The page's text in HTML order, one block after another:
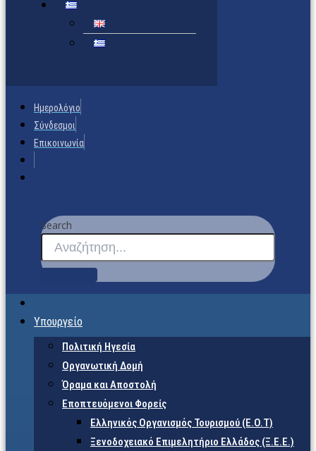
Ημερολόγιο
Σύνδεσμοι
Επικοινωνία
Search
Υπουργείο
Πολιτική Ηγεσία
Οργανωτική Δομή
Όραμα και Αποστολή
Εποπτευόμενοι Φορείς
Eλληνικός Οργανισμός Τουρισμού (Ε.Ο.Τ)
Ξενοδοχειακό Επιμελητήριο Ελλάδος (Ξ.Ε.Ε.)